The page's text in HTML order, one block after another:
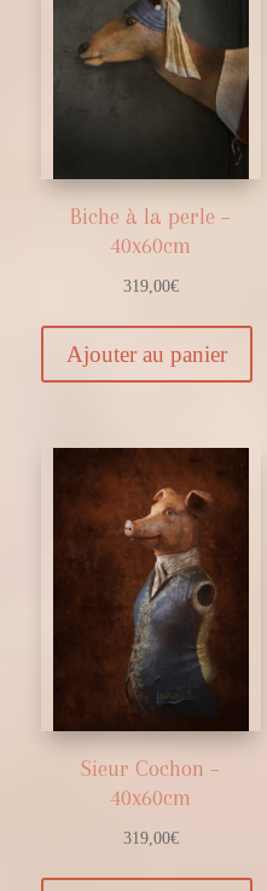
Biche à la perle –
40x60cm
319,00€
Ajouter au panier
Sieur Cochon –
40x60cm
319,00€